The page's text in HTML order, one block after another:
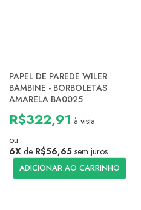
PAPEL DE PAREDE WILER
BAMBINE - BORBOLETAS
AMARELA BA0025
R$322,91 à vista
ou
6X de R$56,65 sem juros
ADICIONAR AO CARRINHO